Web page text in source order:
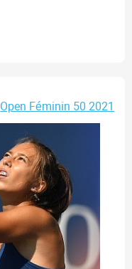
Open Féminin 50 2021